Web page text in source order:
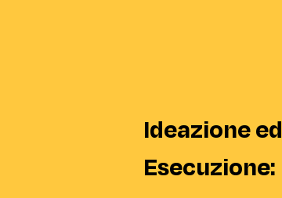
Ideazione ed
Esecuzione: